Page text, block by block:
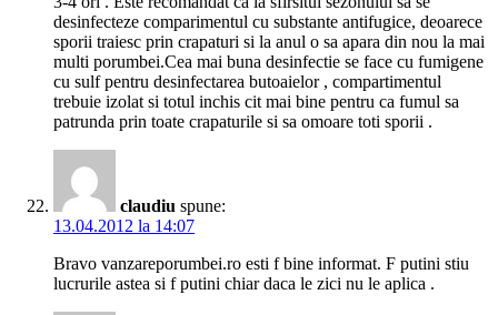
desinfecteze comparimentul cu substante antifugice, deoarece
sporii traiesc prin crapaturi si la anul o sa apara din nou la mai
multi porumbei.Cea mai buna desinfectie se face cu fumigene
cu sulf pentru desinfectarea butoaielor , compartimentul
trebuie izolat si totul inchis cit mai bine pentru ca fumul sa
patrunda prin toate crapaturile si sa omoare toti sporii .
claudiu spune:
13.04.2012 la 14:07
Bravo vanzareporumbei.ro esti f bine informat. F putini stiu
lucrurile astea si f putini chiar daca le zici nu le aplica .